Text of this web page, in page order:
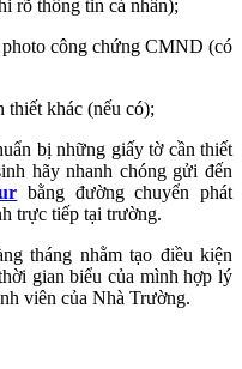
rõ thông tin cá nhân);
công chứng CMND (có
thiết khác (nếu có);
bị những giấy tờ cần thiết
hãy nhanh chóng gửi đến
bằng đường chuyển phát
trực tiếp tại trường.
tháng nhằm tạo điều kiện
gian biểu của mình hợp lý
viên của Nhà Trường.